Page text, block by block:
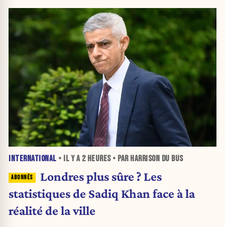
INTERNATIONAL • IL Y A 2 HEURES• PAR HARRISON DU BUS
Londres plus sûre ? Les
statistiques de Sadiq Khan face à la
réalité de la ville